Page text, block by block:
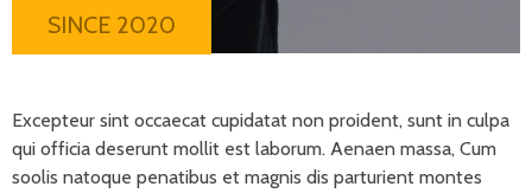
SINCE 2020
Excepteur sint occaecat cupidatat non proident, sunt in culpa
qui officia deserunt mollit est laborum. Aenaen massa, Cum
soolis natoque penatibus et magnis dis parturient montes